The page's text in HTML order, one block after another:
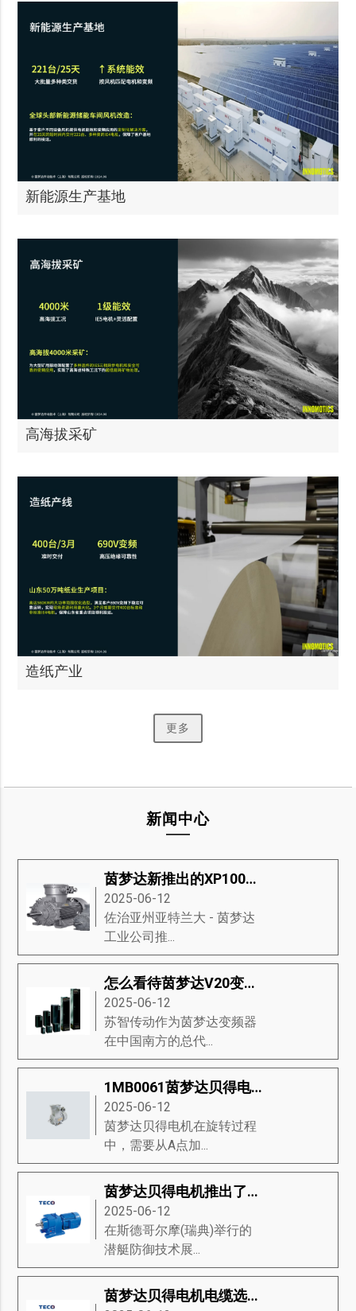
新能源生产基地
高海拔采矿
造纸产业
更多
新闻中心
茵梦达新推出的XP100防爆电机
2025-06-12
​佐治亚州亚特兰大 - 茵梦达
工业公司推...
怎么看待茵梦达V20变频器的市场趋势
2025-06-12
苏智传动作为茵梦达变频器
在中国南方的总代...
1MB0061茵梦达贝得电机驱动器流程的讲解与说明
2025-06-12
茵梦达贝得电机在旋转过程
中，需要从A点加...
茵梦达贝得电机推出了永磁推进的新型模块，是未来潜艇动力关键技术
2025-06-12
在斯德哥尔摩(瑞典)举行的
潜艇防御技术展...
茵梦达贝得电机电缆选择的要求？茵梦达贝得电机推荐